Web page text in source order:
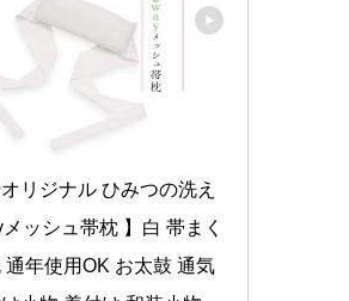
オリジナル ひみつの洗え
ッシュ帯枕 】白 帯まく
通年使用OK お太鼓 通気